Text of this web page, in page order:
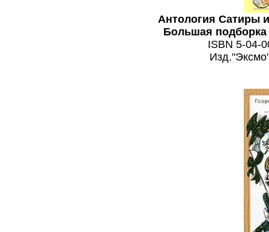
Антология Сатиры
Большая
ISBN 5-04-